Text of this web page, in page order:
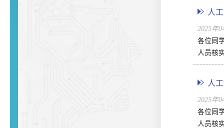
人
2025年
各位同
人员核
人
2025年
各位同
人员核